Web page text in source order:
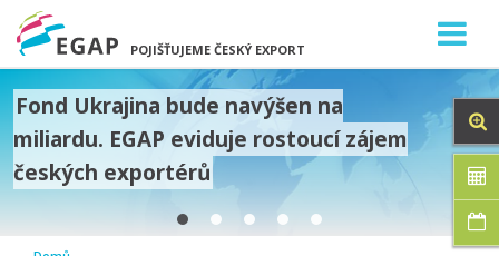
POJIŠŤUJEME ČESKÝ EXPORT
Fond Ukrajina bude navýšen na
miliardu. EGAP eviduje rostoucí zájem
českých exportérů